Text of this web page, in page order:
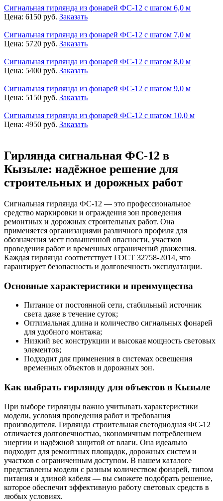
Сигнальная гирлянда из фонарей ФС-12 с шагом 6,0 м
Цена: 6150 руб. Заказать
Сигнальная гирлянда из фонарей ФС-12 с шагом 7,0 м
Цена: 5720 руб. Заказать
Сигнальная гирлянда из фонарей ФС-12 с шагом 8,0 м
Цена: 5400 руб. Заказать
Сигнальная гирлянда из фонарей ФС-12 с шагом 9,0 м
Цена: 5150 руб. Заказать
Сигнальная гирлянда из фонарей ФС-12 с шагом 10,0 м
Цена: 4950 руб. Заказать
Гирлянда сигнальная ФС-12 в
Кызыле: надёжное решение для
строительных и дорожных работ
Сигнальная гирлянда ФС-12 — это профессиональное
средство маркировки и ограждения зон проведения
ремонтных и дорожных строительных работ. Она
применяется организациями различного профиля для
обозначения мест повышенной опасности, участков
проведения работ и временных ограничений движения.
Каждая гирлянда соответствует ГОСТ 32758-2014, что
гарантирует безопасность и долговечность эксплуатации.
Основные характеристики и преимущества
Питание от постоянной сети, стабильный источник
света даже в течение суток;
Оптимальная длина и количество сигнальных фонарей
для удобного монтажа;
Низкий вес конструкции и высокая мощность световых
элементов;
Подходит для применения в системах освещения
временных объектов и дорожных зон.
Как выбрать гирлянду для объектов в Кызыле
При выборе гирлянды важно учитывать характеристики
модели, условия проведения работ и требования
производителя. Гирлянда строительная светодиодная ФС-12
отличается долговечностью, экономичным потреблением
энергии и надёжной защитой от влаги. Она идеально
подходит для ремонтных площадок, дорожных систем и
участков с ограниченным доступом. В нашем каталоге
представлены модели с разным количеством фонарей, типом
питания и длиной кабеля — вы сможете подобрать решение,
которое обеспечит эффективную работу световых средств в
любых условиях.